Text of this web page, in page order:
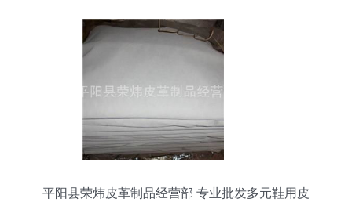
平阳县荣炜皮革制品经营部 专业批发多元鞋用皮